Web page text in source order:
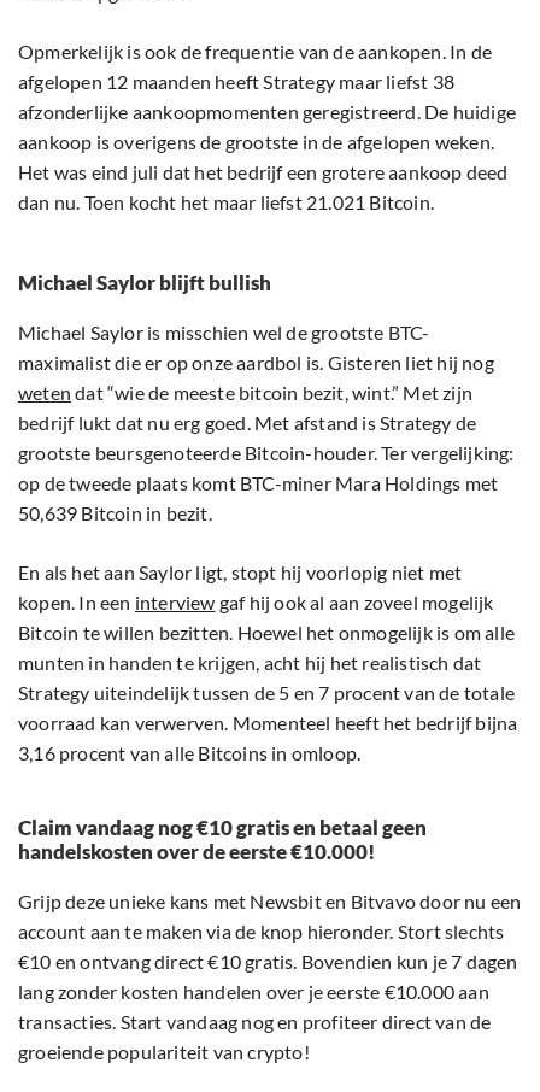
Opmerkelijk is ook de frequentie van de aankopen. In de
afgelopen 12 maanden heeft Strategy maar liefst 38
afzonderlijke aankoopmomenten geregistreerd. De huidige
aankoop is overigens de grootste in de afgelopen weken.
Het was eind juli dat het bedrijf een grotere aankoop deed
dan nu. Toen kocht het maar liefst 21.021 Bitcoin.
Michael Saylor blijft bullish
Michael Saylor is misschien wel de grootste BTC-
maximalist die er op onze aardbol is. Gisteren liet hij nog
weten dat “wie de meeste bitcoin bezit, wint.” Met zijn
bedrijf lukt dat nu erg goed. Met afstand is Strategy de
grootste beursgenoteerde Bitcoin-houder. Ter vergelijking:
op de tweede plaats komt BTC-miner Mara Holdings met
50,639 Bitcoin in bezit.
En als het aan Saylor ligt, stopt hij voorlopig niet met
kopen. In een interview gaf hij ook al aan zoveel mogelijk
Bitcoin te willen bezitten. Hoewel het onmogelijk is om alle
munten in handen te krijgen, acht hij het realistisch dat
Strategy uiteindelijk tussen de 5 en 7 procent van de totale
voorraad kan verwerven. Momenteel heeft het bedrijf bijna
3,16 procent van alle Bitcoins in omloop.
Claim vandaag nog €10 gratis en betaal geen
handelskosten over de eerste €10.000!
Grijp deze unieke kans met Newsbit en Bitvavo door nu een
account aan te maken via de knop hieronder. Stort slechts
€10 en ontvang direct €10 gratis. Bovendien kun je 7 dagen
lang zonder kosten handelen over je eerste €10.000 aan
transacties. Start vandaag nog en profiteer direct van de
groeiende populariteit van crypto!